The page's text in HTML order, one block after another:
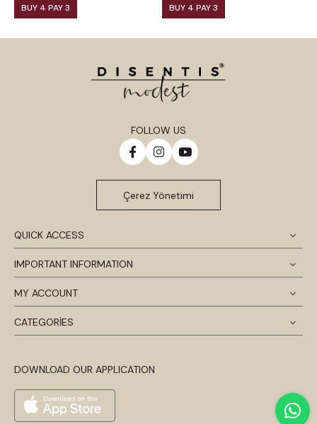
BUY 4 PAY 3 BUY 4 PAY 3
QUICK ACCESS
IMPORTANT INFORMATION
MY ACCOUNT
CATEGORİES
DOWNLOAD OUR APPLICATION
FOLLOW US
Çerez Yönetimi